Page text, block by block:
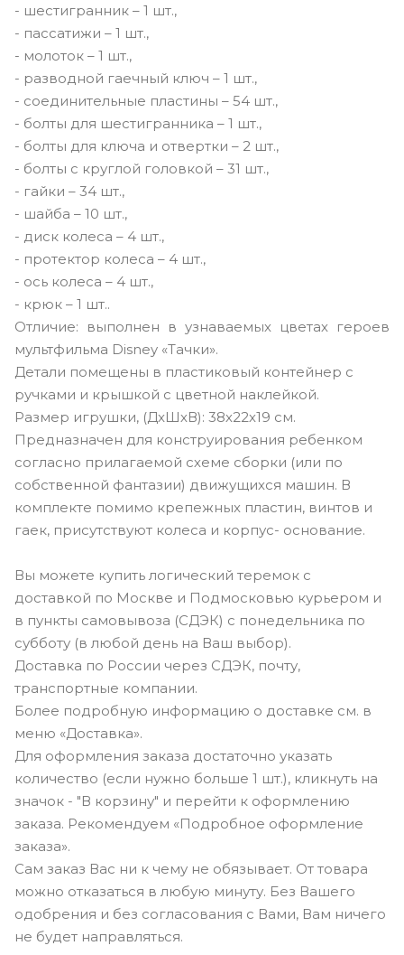
- шестигранник – 1 шт.,
- пассатижи – 1 шт.,
- молоток – 1 шт.,
- разводной гаечный ключ – 1 шт.,
- соединительные пластины – 54 шт.,
- болты для шестигранника – 1 шт.,
- болты для ключа и отвертки – 2 шт.,
- болты с круглой головкой – 31 шт.,
- гайки – 34 шт.,
- шайба – 10 шт.,
- диск колеса – 4 шт.,
- протектор колеса – 4 шт.,
- ось колеса – 4 шт.,
- крюк – 1 шт..
Отличие: выполнен в узнаваемых цветах героев
мультфильма Disney «Тачки».
Детали помещены в пластиковый контейнер с
ручками и крышкой с цветной наклейкой.
Размер игрушки, (ДxШхВ): 38х22х19 см.
Предназначен для конструирования ребенком
согласно прилагаемой схеме сборки (или по
собственной фантазии) движущихся машин. В
комплекте помимо крепежных пластин, винтов и
гаек, присутствуют колеса и корпус- основание.
Вы можете купить логический теремок с
доставкой по Москве и Подмосковью курьером и
в пункты самовывоза (СДЭК) с понедельника по
субботу (в любой день на Ваш выбор).
Доставка по России через СДЭК, почту,
транспортные компании.
Более подробную информацию о доставке см. в
меню «Доставка».
Для оформления заказа достаточно указать
количество (если нужно больше 1 шт.), кликнуть на
значок - "В корзину" и перейти к оформлению
заказа. Рекомендуем «Подробное оформление
заказа».
Сам заказ Вас ни к чему не обязывает. От товара
можно отказаться в любую минуту. Без Вашего
одобрения и без согласования с Вами, Вам ничего
не будет направляться.